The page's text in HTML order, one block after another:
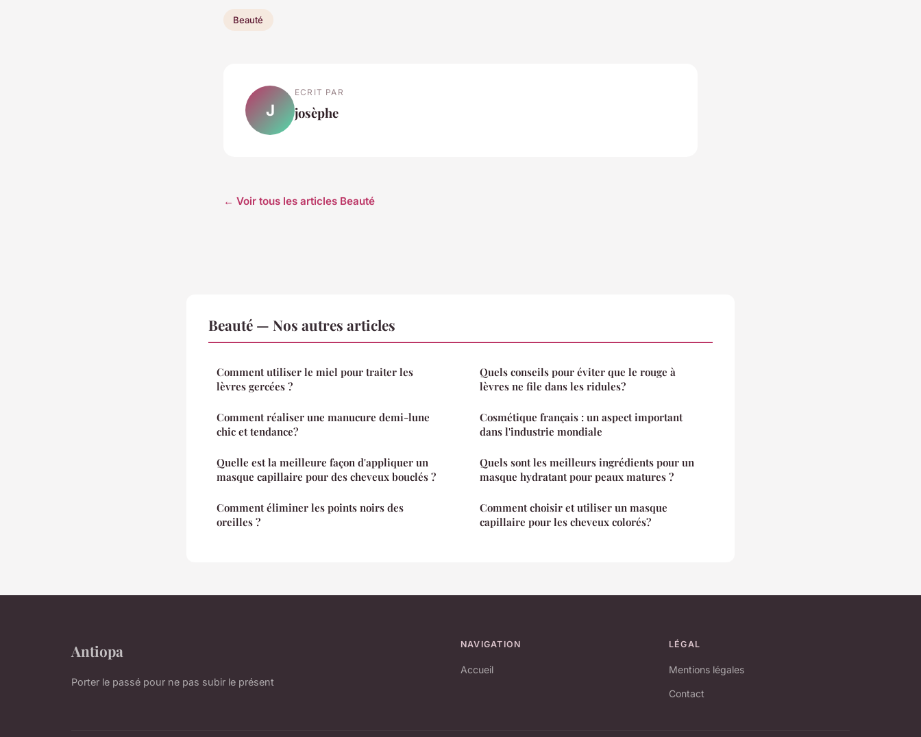
Beauté
J
ECRIT PAR
josèphe
← Voir tous les articles Beauté
Beauté — Nos autres articles
Comment utiliser le miel pour traiter les
lèvres gercées ?
Comment réaliser une manucure demi-lune
chic et tendance?
Quelle est la meilleure façon d'appliquer un
masque capillaire pour des cheveux bouclés ?
Comment éliminer les points noirs des
oreilles ?
Quels conseils pour éviter que le rouge à
lèvres ne file dans les ridules?
Cosmétique français : un aspect important
dans l'industrie mondiale
Quels sont les meilleurs ingrédients pour un
masque hydratant pour peaux matures ?
Comment choisir et utiliser un masque
capillaire pour les cheveux colorés?
Antiopa
Porter le passé pour ne pas subir le présent
NAVIGATION
Accueil
LÉGAL
Mentions légales
Contact